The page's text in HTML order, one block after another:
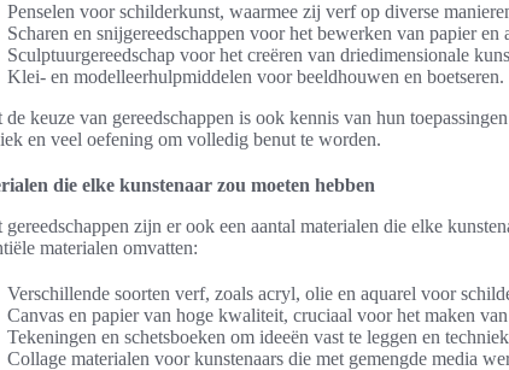
Penselen voor schilderkunst, waarmee zij verf op diverse
Scharen en snijgereedschappen voor het bewerken van papier en
Sculptuurgereedschap voor het creëren van driedimensionale
Klei- en modelleerhulpmiddelen voor beeldhouwen en boetseren.
de keuze van gereedschappen is ook kennis van hun
en veel oefening om volledig benut te worden.
die elke kunstenaar zou moeten hebben
gereedschappen zijn er ook een aantal materialen die elke
materialen omvatten:
Verschillende soorten verf, zoals acryl, olie en aquarel voor
Canvas en papier van hoge kwaliteit, cruciaal voor het maken
Tekeningen en schetsboeken om ideeën vast te leggen en
Collage materialen voor kunstenaars die met gemengde media